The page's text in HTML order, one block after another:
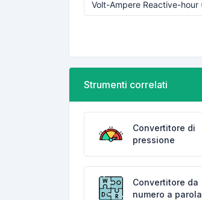
Strumenti correlati
Convertitore di
pressione
Convertitore da
numero a parola